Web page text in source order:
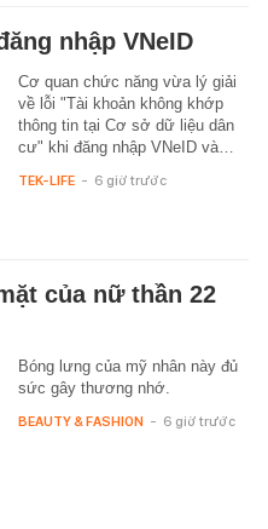
nhập VNeID
Cơ quan chức năng vừa lý giải
về lỗi "Tài khoản không khớp
thông tin tại Cơ sở dữ liệu dân
cư" khi đăng nhập VNeID và…
TEK-LIFE - 6 giờ trước
của nữ thần 22
Bóng lưng của mỹ nhân này đủ
sức gây thương nhớ.
BEAUTY & FASHION - 6 giờ trước